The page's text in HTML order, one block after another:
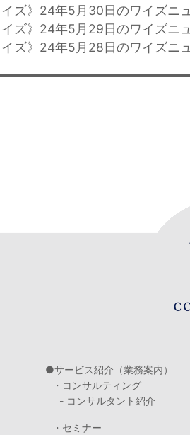
イズ》24年5月30日のワイズニ
イズ》24年5月29日のワイズニ
イズ》24年5月28日のワイズニ
サービス紹介（業務案内）
・コンサルティング
- コンサルタント紹介
・セミナー